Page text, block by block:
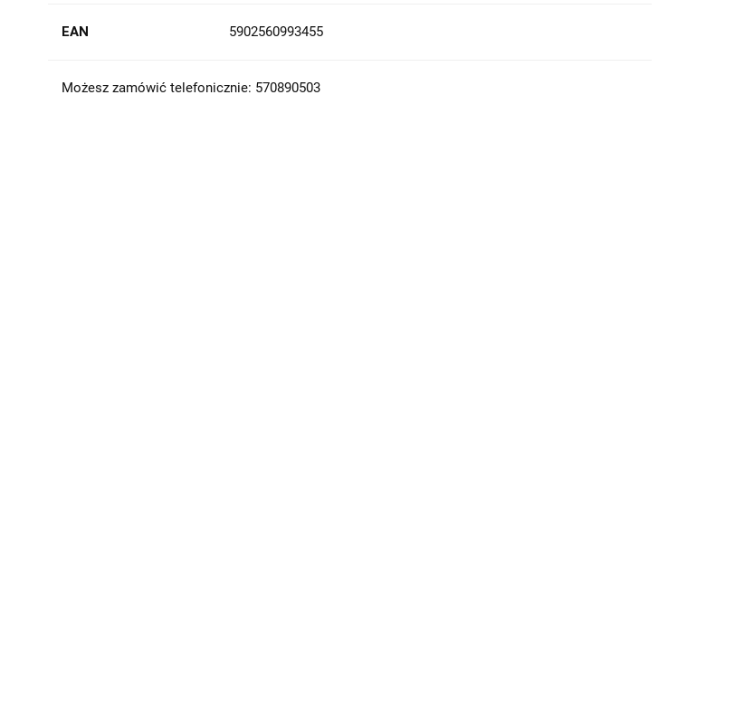
EAN 5902560993455
Możesz zamówić telefonicznie: 570890503